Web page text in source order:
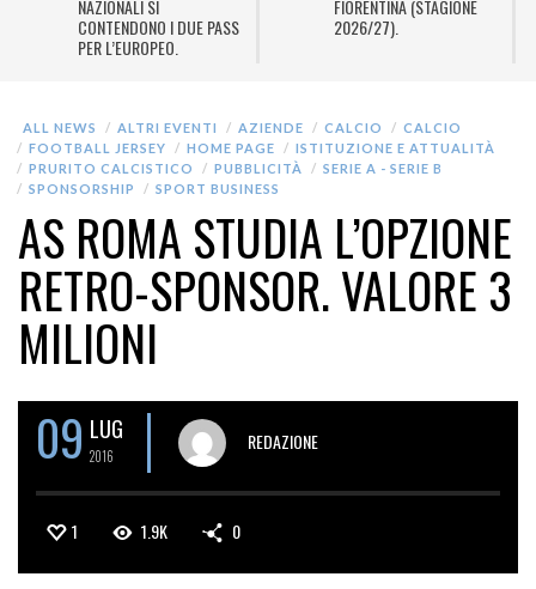
NAZIONALI SI
CONTENDONO I DUE PASS
PER L’EUROPEO.
FIORENTINA (STAGIONE
2026/27).
ALL NEWS ALTRI EVENTI AZIENDE CALCIO
CALCIO
FOOTBALL JERSEY
HOME PAGE
ISTITUZIONE E ATTUALITÀ
PRURITO CALCISTICO
PUBBLICITÀ
SERIE A - SERIE B
SPONSORSHIP
SPORT BUSINESS
AS ROMA STUDIA L’OPZIONE
RETRO-SPONSOR. VALORE 3
MILIONI
09 LUG
2016
REDAZIONE
1 1.9K 0